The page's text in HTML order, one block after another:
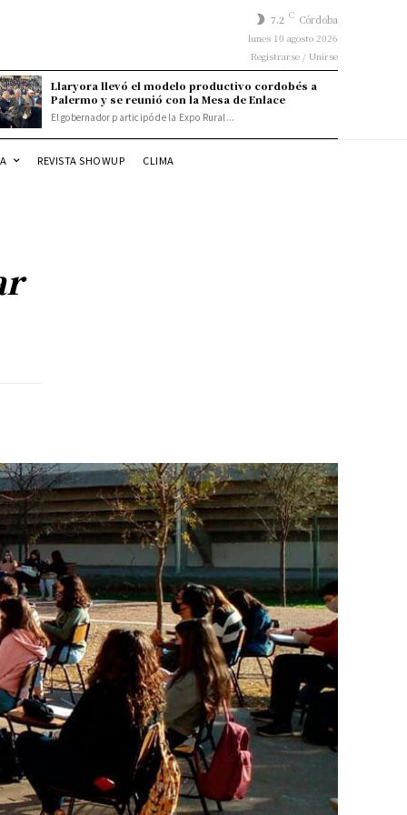
7.2 C Córdoba
lunes 10 agosto 2026
Registrarse / Unirse
Llaryora llevó el modelo productivo cordobés a
Palermo y se reunió con la Mesa de Enlace
El gobernador participó de la Expo Rural...
REVISTA SHOWUP CLIMA